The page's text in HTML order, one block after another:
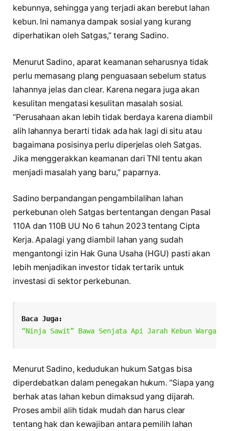
kebunnya, sehingga yang terjadi akan berebut lahan
kebun. Ini namanya dampak sosial yang kurang
diperhatikan oleh Satgas,” terang Sadino.
Menurut Sadino, aparat keamanan seharusnya tidak
perlu memasang plang penguasaan sebelum status
lahannya jelas dan clear. Karena negara juga akan
kesulitan mengatasi kesulitan masalah sosial.
“Perusahaan akan lebih tidak berdaya karena diambil
alih lahannya berarti tidak ada hak lagi di situ atau
bagaimana posisinya perlu diperjelas oleh Satgas.
Jika menggerakkan keamanan dari TNI tentu akan
menjadi masalah yang baru,” paparnya.
Sadino berpandangan pengambilalihan lahan
perkebunan oleh Satgas bertentangan dengan Pasal
110A dan 110B UU No 6 tahun 2023 tentang Cipta
Kerja. Apalagi yang diambil lahan yang sudah
mengantongi izin Hak Guna Usaha (HGU) pasti akan
lebih menjadikan investor tidak tertarik untuk
investasi di sektor perkebunan.
Baca Juga:
“Ninja Sawit” Bawa Senjata Api Jarah Kebun Warga
Menurut Sadino, kedudukan hukum Satgas bisa
diperdebatkan dalam penegakan hukum. “Siapa yang
berhak atas lahan kebun dimaksud yang dijarah.
Proses ambil alih tidak mudah dan harus clear
tentang hak dan kewajiban antara pemilih lahan